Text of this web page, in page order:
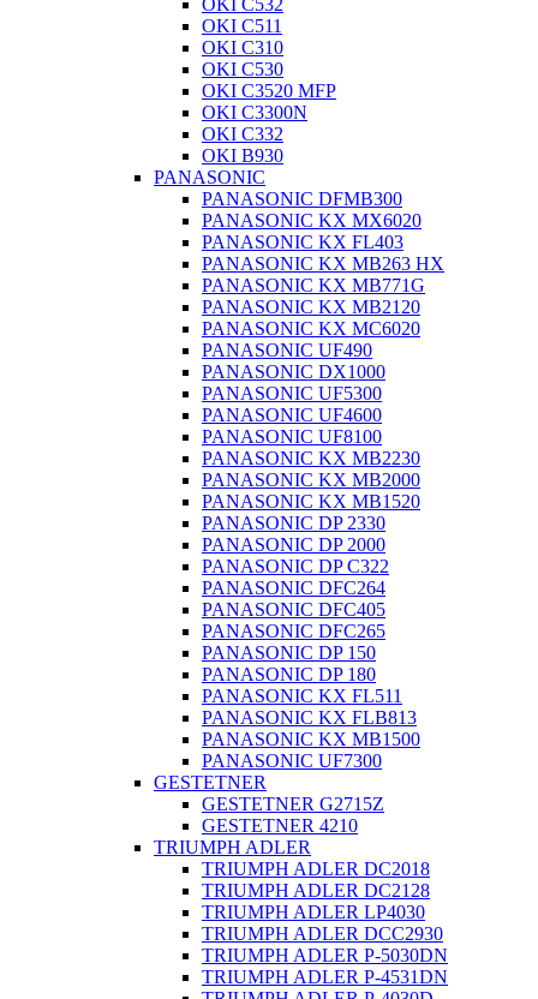
OKI C532
OKI C511
OKI C310
OKI C530
OKI C3520 MFP
OKI C3300N
OKI C332
OKI B930
PANASONIC
PANASONIC DFMB300
PANASONIC KX MX6020
PANASONIC KX FL403
PANASONIC KX MB263 HX
PANASONIC KX MB771G
PANASONIC KX MB2120
PANASONIC KX MC6020
PANASONIC UF490
PANASONIC DX1000
PANASONIC UF5300
PANASONIC UF4600
PANASONIC UF8100
PANASONIC KX MB2230
PANASONIC KX MB2000
PANASONIC KX MB1520
PANASONIC DP 2330
PANASONIC DP 2000
PANASONIC DP C322
PANASONIC DFC264
PANASONIC DFC405
PANASONIC DFC265
PANASONIC DP 150
PANASONIC DP 180
PANASONIC KX FL511
PANASONIC KX FLB813
PANASONIC KX MB1500
PANASONIC UF7300
GESTETNER
GESTETNER G2715Z
GESTETNER 4210
TRIUMPH ADLER
TRIUMPH ADLER DC2018
TRIUMPH ADLER DC2128
TRIUMPH ADLER LP4030
TRIUMPH ADLER DCC2930
TRIUMPH ADLER P-5030DN
TRIUMPH ADLER P-4531DN